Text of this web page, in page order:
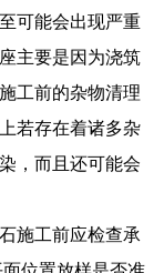
可能会出现严重
主要是因为浇筑
工前的杂物清理
若存在着诸多杂
，而且还可能会
施工前应检查承